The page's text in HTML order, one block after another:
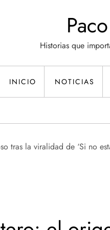
Historias que
INICIO NOTICIAS